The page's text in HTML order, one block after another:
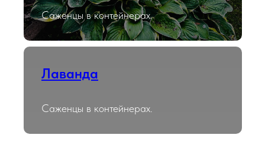
Саженцы в контейнерах.
Лаванда
Саженцы в контейнерах.